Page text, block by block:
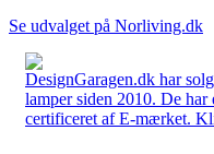
Se udvalget på Norliving.dk
DesignGaragen.dk har
lamper siden 2010. De
certificeret af E-mærket.